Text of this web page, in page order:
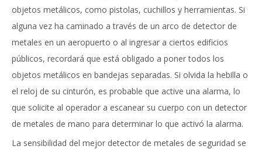
objetos metálicos, como pistolas, cuchillos y herramientas. Si
alguna vez ha caminado a través de un arco de detector de
metales en un aeropuerto o al ingresar a ciertos edificios
públicos, recordará que está obligado a poner todos los
objetos metálicos en bandejas separadas. Si olvida la hebilla o
el reloj de su cinturón, es probable que active una alarma, lo
que solicite al operador a escanear su cuerpo con un detector
de metales de mano para determinar lo que activó la alarma.
La sensibilidad del mejor detector de metales de seguridad se